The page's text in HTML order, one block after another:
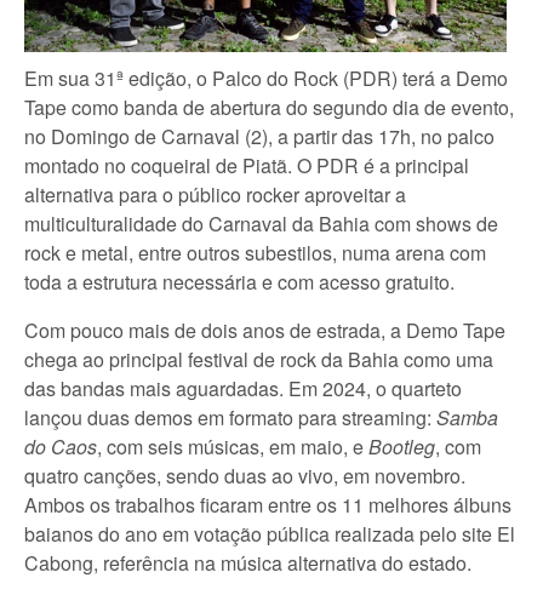
Em sua 31ª edição, o Palco do Rock (PDR) terá a Demo
Tape como banda de abertura do segundo dia de evento,
no Domingo de Carnaval (2), a partir das 17h, no palco
montado no coqueiral de Piatã. O PDR é a principal
alternativa para o público rocker aproveitar a
multiculturalidade do Carnaval da Bahia com shows de
rock e metal, entre outros subestilos, numa arena com
toda a estrutura necessária e com acesso gratuito.
Com pouco mais de dois anos de estrada, a Demo Tape
chega ao principal festival de rock da Bahia como uma
das bandas mais aguardadas. Em 2024, o quarteto
lançou duas demos em formato para streaming: Samba
do Caos, com seis músicas, em maio, eBootleg, com
quatro canções, sendo duas ao vivo, em novembro.
Ambos os trabalhos ficaram entre os 11 melhores álbuns
baianos do ano em votação pública realizada pelo site El
Cabong, referência na música alternativa do estado.